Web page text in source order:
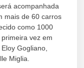
acompanhada
mais de 60 carros
como 1000
vez em
Gogliano,
Miglia.